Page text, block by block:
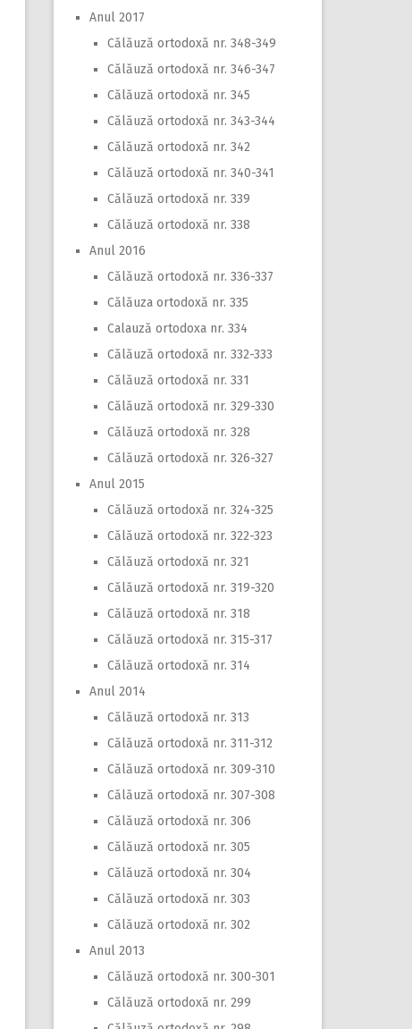
Anul 2017
Călăuză ortodoxă nr. 348-349
Călăuză ortodoxă nr. 346-347
Călăuză ortodoxă nr. 345
Călăuză ortodoxă nr. 343-344
Călăuză ortodoxă nr. 342
Călăuză ortodoxă nr. 340-341
Călăuză ortodoxă nr. 339
Călăuză ortodoxă nr. 338
Anul 2016
Călăuză ortodoxă nr. 336-337
Călăuza ortodoxă nr. 335
Calauză ortodoxa nr. 334
Călăuză ortodoxă nr. 332-333
Călăuză ortodoxă nr. 331
Călăuză ortodoxă nr. 329-330
Călăuză ortodoxă nr. 328
Călăuză ortodoxă nr. 326-327
Anul 2015
Călăuză ortodoxă nr. 324-325
Călăuză ortodoxă nr. 322-323
Călăuză ortodoxă nr. 321
Călăuză ortodoxă nr. 319-320
Călăuză ortodoxă nr. 318
Călăuză ortodoxă nr. 315-317
Călăuză ortodoxă nr. 314
Anul 2014
Călăuză ortodoxă nr. 313
Călăuză ortodoxă nr. 311-312
Călăuză ortodoxă nr. 309-310
Călăuză ortodoxă nr. 307-308
Călăuză ortodoxă nr. 306
Călăuză ortodoxă nr. 305
Călăuză ortodoxă nr. 304
Călăuză ortodoxă nr. 303
Călăuză ortodoxă nr. 302
Anul 2013
Călăuză ortodoxă nr. 300-301
Călăuză ortodoxă nr. 299